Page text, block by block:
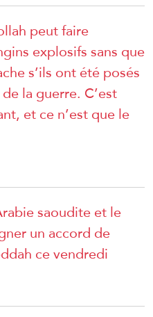
peut faire
explosifs sans que
s’ils ont été posés
la guerre. C’est
et ce n’est que le
saoudite et le
un accord de
ce vendredi